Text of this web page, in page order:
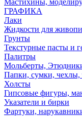
Мастихины,
ГРАФИКА
Лаки
Жидкости для
Грунты
Текстурные пасты и
Палитры
Мольберты,
Папки, сумки, чехлы,
Холсты
Гипсовые фигуры,
Указатели и бирки
Фартуки,